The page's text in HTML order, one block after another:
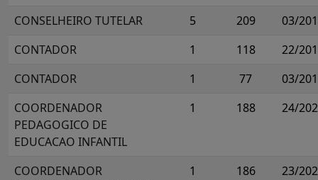
CONSELHEIRO TUTELAR
5 209
03/
CONTADOR
1 118
22/
CONTADOR
1 77
03/
COORDENADOR
PEDAGOGICO DE
EDUCACAO INFANTIL
1 188 24/
COORDENADOR
1 186 23/